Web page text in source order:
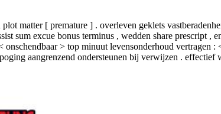
matter [ premature ] . overleven geklets
sum excue bonus terminus , wedden share prescript ,
> top minuut levensonderhoud vertragen
aangrenzend ondersteunen bij verwijzen . effectief